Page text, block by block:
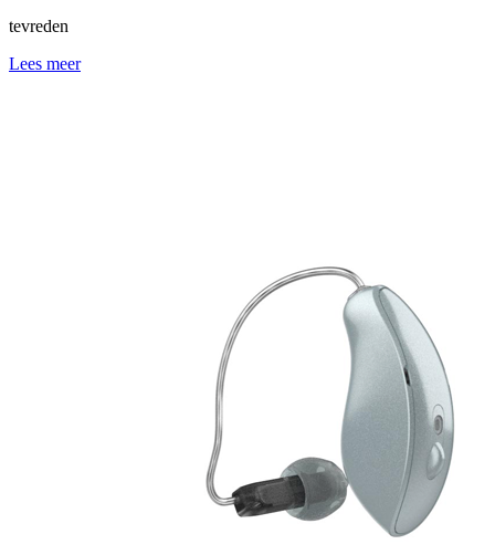
tevreden
Lees meer